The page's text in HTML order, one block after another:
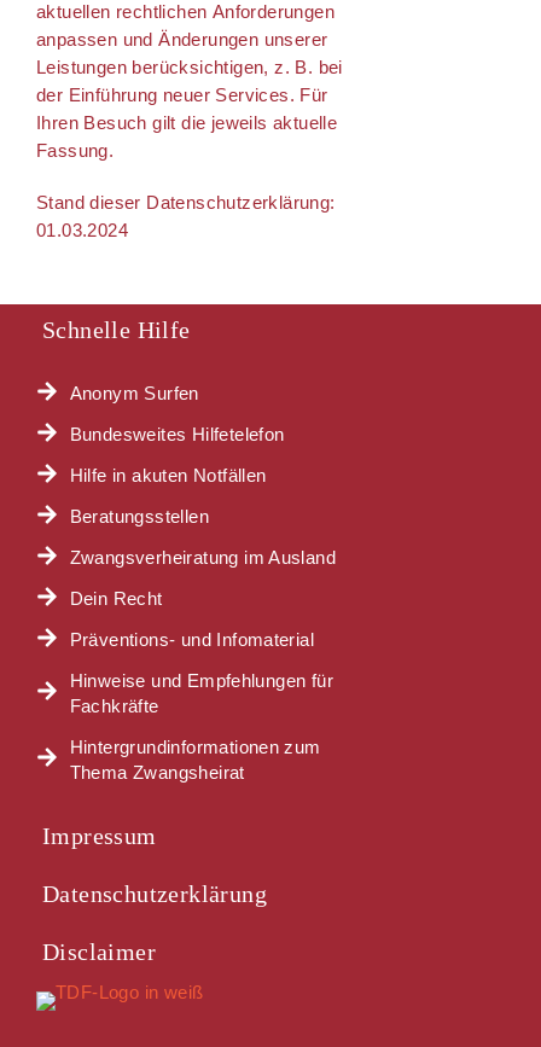
aktuellen rechtlichen Anforderungen
anpassen und Änderungen unserer
Leistungen berücksichtigen, z. B. bei
der Einführung neuer Services. Für
Ihren Besuch gilt die jeweils aktuelle
Fassung.
Stand dieser Datenschutzerklärung:
01.03.2024
Schnelle Hilfe
Anonym Surfen
Bundesweites Hilfetelefon
Hilfe in akuten Notfällen
Beratungsstellen
Zwangsverheiratung im Ausland
Dein Recht
Präventions- und Infomaterial
Hinweise und Empfehlungen für
Fachkräfte
Hintergrundinformationen zum
Thema Zwangsheirat
Impressum
Datenschutzerklärung
Disclaimer